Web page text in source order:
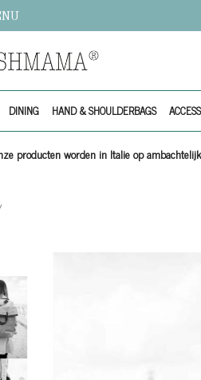
DINING HAND & SHOULDERBAGS
producten worden in Italie op